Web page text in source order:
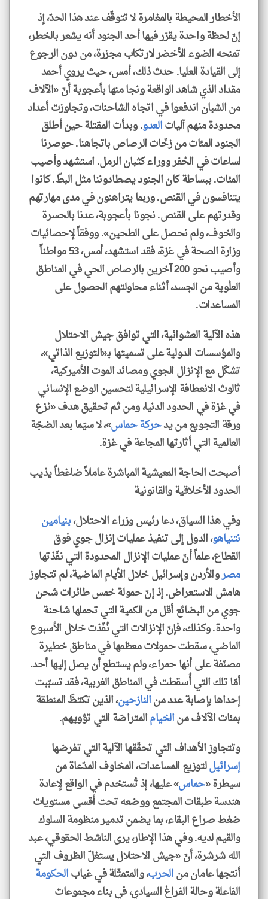
الأخطار المحيطة بالمغامرة لا تتوقّف عند هذا الحدّ، إذ
إنّ لحظة واحدة يقرّر فيها أحد الجنود أنه يشعر بالخطر،
تمنحه الضوء الأخضر لارتكاب مجزرة، من دون الرجوع
إلى القيادة العليا. حدث ذلك، أمس، حيث يروي أحمد
مقداد الذي شاهد الواقعة ونجا منها بأعجوبة أنّ «الآلاف
من الشبان اندفعوا في اتجاه الشاحنات، وتجاوزت أعداد
محدودة منهم آلياتالعدو. وبدأت المقتلة حين أطلق
الجنود المئات من زخّات الرصاص باتجاهنا. حوصرنا
لساعات في الحُفر ووراء كثبان الرمل. استشهد وأصيب
المئات. ببساطة كان الجنود يصطادوننا مثل البطّ. كانوا
يتنافسون في القنص. وربما يتراهنون في مدى مهارتهم
وقدرتهم على القنص. نجونا بأعجوبة، عدنا بالحسرة
والخوف، ولم نحصل على الطحين». ووفقاً لإحصائيات
وزارة الصحة في غزة، فقد استشهد، أمس، 53 مواطناً
وأصيب نحو 200 آخرين بالرصاص الحي في المناطق
العلْوية من الجسد، أثناء محاولتهم الحصول على
المساعدات.
هذه الآلية العشوائية، التي توافق جيش الاحتلال
والمؤسسات الدولية على تسميتها بـ«التوزيع الذاتي»،
تشكّل مع الإنزال الجوي ومصائد الموت الأميركية،
ثالوث الانعطافة الإسرائيلية لتحسين الوضع الإنساني
في غزة في الحدود الدنيا، ومن ثم تحقيق هدف «نزع
ورقة التجويع من يدحركة حماس»، لا سيّما بعد الضجّة
العالمية التي أثارتها المجاعة في غزة.
أصبحت الحاجة المعيشية المباشرة عاملاً ضاغطاً يذيب
الحدود الأخلاقية والقانونية
وفي هذا السياق، دعا رئيس وزراء الاحتلال،بنيامين
نتنياهو، الدول إلى تنفيذ عمليات إنزال جوي فوق
القطاع، علماً أنّ عمليات الإنزال المحدودة التي نفّذتها
مصروالأردن وإسرائيل خلال الأيام الماضية، لم تتجاوز
هامش الاستعراض. إذ إنّ حمولة خمس طائرات شحن
جوي من البضائع أقل من الكمية التي تحملها شاحنة
واحدة. وكذلك، فإنّ الإنزالات التي نُفّذت خلال الأسبوع
الماضي، سقطت حمولات معظمها في مناطق خطيرة
مصنّفة على أنها حمراء، ولم يستطع أن يصل إليها أحد.
أمّا تلك التي أُسقطت في المناطق الغربية، فقد تسبّبت
إحداها بإصابة عدد منالنازحين، الذين تكتظّ المنطقة
بمئات الآلاف منالخيامالمتراصّة التي تؤويهم.
وتتجاوز الأهداف التي تحقّقها الآلية التي تفرضها
إسرائيللتوزيع المساعدات، المخاوف المدّعاة من
سيطرة «حماس» عليها، إذ تُستخدم في الواقع لإعادة
هندسة طبقات المجتمع ووضعه تحت أقسى مستويات
ضغط صراع البقاء، بما يضمن تدمير منظومة السلوك
والقيم لديه. وفي هذا الإطار، يرى الناشط الحقوقي، عبد
الله شرشرة، أنّ «جيش الاحتلال يستغلّ الظروف التي
أنتجها عامان منالحرب، والمتمثّلة في غيابالحكومة
الفاعلة وحالة الفراغ السيادي، في بناء مجموعات